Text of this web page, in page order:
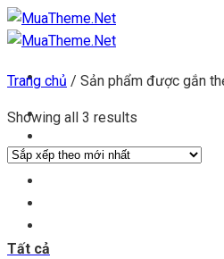
Chuyển
đến
dung
Trang chủ
Kho plugin
Trang chủ / Sản phẩm được gắn
Showing all 3 results
Tất cả